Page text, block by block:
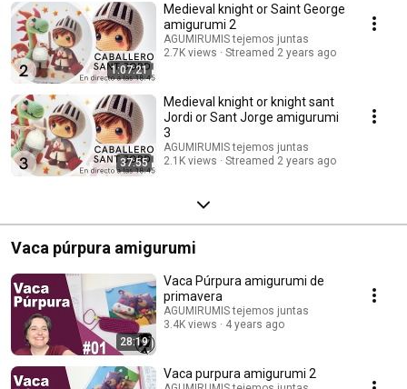
1:07:21
Medieval knight or Saint George
amigurumi 2
AGUMIRUMIS tejemos juntas
2.7K views
Streamed 2 years ago
37:55
Medieval knight or knight sant
Jordi or Sant Jorge amigurumi
3
AGUMIRUMIS tejemos juntas
2.1K views
Streamed 2 years ago
Vaca púrpura amigurumi
28:19
Vaca Púrpura amigurumi de
primavera
AGUMIRUMIS tejemos juntas
3.4K views
4 years ago
Vaca purpura amigurumi 2